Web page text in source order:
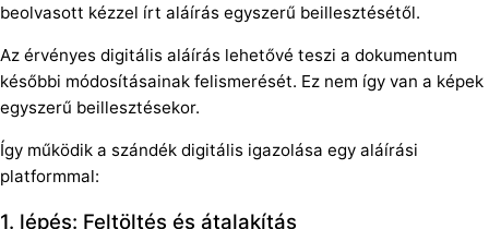
beolvasott kézzel írt aláírás egyszerű beillesztésétől.
Az érvényes digitális aláírás lehetővé teszi a dokumentum
későbbi módosításainak felismerését. Ez nem így van a képek
egyszerű beillesztésekor.
Így működik a szándék digitális igazolása egy aláírási
platformmal:
1. lépés: Feltöltés és átalakítás